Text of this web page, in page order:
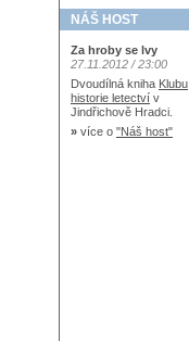
NÁŠ HOST
Za hroby se lvy
27.11.2012 / 23:00
Dvoudílná kniha Klubu
historie letectví v
Jindřichově Hradci.
» více o "Náš host"